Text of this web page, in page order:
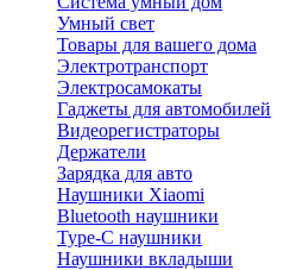
Умный свет
Товары для вашего дома
Электротранспорт
Электросамокаты
Гаджеты для автомобилей
Видеорегистраторы
Держатели
Зарядка для авто
Наушники Xiaomi
Bluetooth наушники
Type-C наушники
Наушники вкладыши